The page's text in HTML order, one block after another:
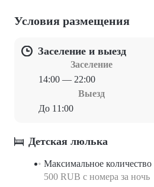
Условия размещения
Заселение и выезд
Заселение
14:00 — 22:00
Выезд
До 11:00
Детская люлька
Максимальное
500 RUB с номера за ночь